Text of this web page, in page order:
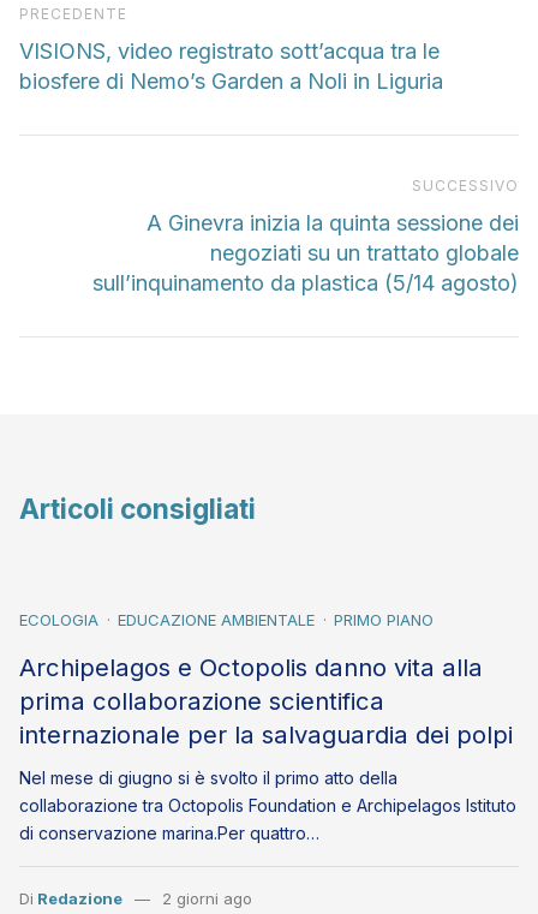
Articolo precedente
PRECEDENTE
VISIONS, video registrato sott’acqua tra le
biosfere di Nemo’s Garden a Noli in Liguria
SUCCESSIVO
A Ginevra inizia la quinta sessione dei
negoziati su un trattato globale
sull’inquinamento da plastica (5/14 agosto)
Articoli consigliati
ECOLOGIA EDUCAZIONE AMBIENTALE PRIMO PIANO
Archipelagos e Octopolis danno vita alla
prima collaborazione scientifica
internazionale per la salvaguardia dei polpi
Nel mese di giugno si è svolto il primo atto della
collaborazione tra Octopolis Foundation e Archipelagos Istituto
di conservazione marina.Per quattro…
Di Redazione 2 giorni ago